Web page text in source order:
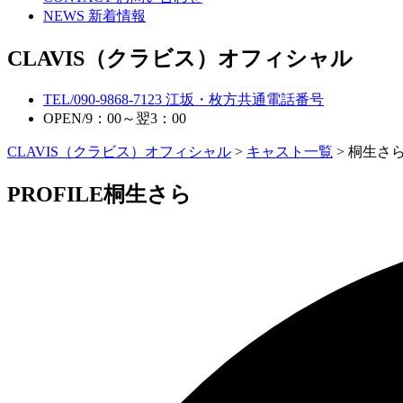
NEWS 新着情報
CLAVIS（クラビス）オフィシャル
TEL/090-9868-7123 江坂・枚方共通電話番号
OPEN/9：00～翌3：00
CLAVIS（クラビス）オフィシャル > キャスト一覧 > 桐生さ
PROFILE桐生さら